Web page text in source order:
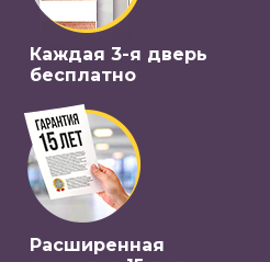
Каждая 3-я дверь
бесплатно
Расширенная